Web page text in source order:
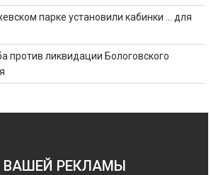
парке установили кабинки … для
против ликвидации Бологовского
ВАШЕЙ РЕКЛАМЫ